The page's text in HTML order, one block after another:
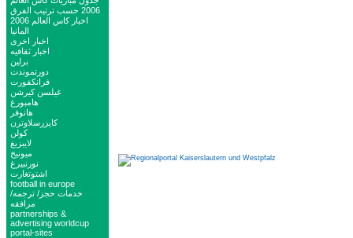
2006 حسب ترتيب الفرق
اخبار كاس العالم 2006
المانيا
اخبار اخرى
اخبار ثقافيه
برلين
دورتموندت
فرانكفورت
غيلسن كيرشن
هامبورغ
هانوفر
كايزرسلاوترن
كولن
لايبزيغ
ميونيخ
نورنبيرغ
اشتوتغارت
football in europe
خدمات حجز/ ترجمه/
مرافقه
partnerships &
advertising worldcup
portal-sites